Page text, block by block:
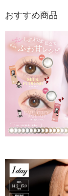
おすすめ商品